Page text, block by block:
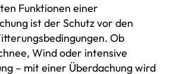
Funktionen einer
ist der Schutz vor den
Ob
Wind oder intensive
– mit einer Überdachung wird